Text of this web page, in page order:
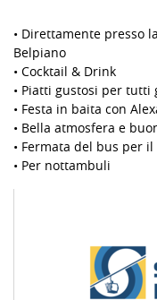
• Direttamente presso
Belpiano
• Cocktail & Drink
• Piatti gustosi per tutti
• Festa in baita con
• Bella atmosfera e
• Fermata del bus per
• Per nottambuli